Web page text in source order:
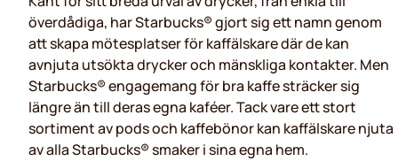
överdådiga, har Starbucks® gjort sig ett namn genom
att skapa mötesplatser för kaffälskare där de kan
avnjuta utsökta drycker och mänskliga kontakter. Men
Starbucks® engagemang för bra kaffe sträcker sig
längre än till deras egna kaféer. Tack vare ett stort
sortiment av pods och kaffebönor kan kaffälskare njuta
av alla Starbucks® smaker i sina egna hem.